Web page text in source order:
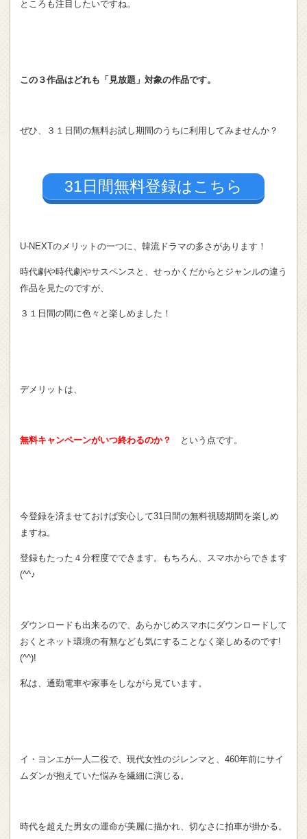
ところも注目したいですね。
この３作品はどれも「見放題」対象の作品です。
ぜひ、３１日間の無料お試し期間のうちに利用してみませんか？
31日間無料登録はこちら
U-NEXTのメリットの一つに、韓流ドラマの多さがあります！
時代劇や時代劇やサスペンスと、せっかくだからとジャンルの違う
作品を見たのですが、
３１日間の間に色々と楽しめました！
デメリットは、
無料キャンペーンがいつ終わるのか？ という点です。
今登録を済ませておけば安心して31日間の無料視聴期間を楽しめ
ますね。
登録もたった４分程度でできます。もちろん、スマホからできます
(^^♪
ダウンロードも出来るので、あらかじめスマホにダウンロードして
おくとネット環境の有無なども気にすることなく楽しめるのです!
(^^)!
私は、通勤電車や家事をしながら見ています。
イ・ヨンエが一人二役で、現代女性のジレンマと、460年前にサイ
ムダンが抱えていた悩みを繊細に演じる。
時代を超えた男女の運命が美麗に描かれ、切なさに拍車が掛かる。